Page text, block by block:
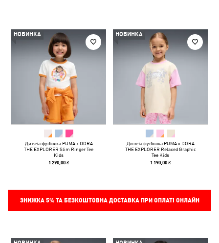
НОВИНКА
Дитяча футболка PUMA x DORA
THE EXPLORER Slim Ringer Tee
Kids
1 290,00 ₴
НОВИНКА
Дитяча футболка PUMA x DORA
THE EXPLORER Relaxed Graphic
Tee Kids
1 190,00 ₴
ЗНИЖКА 5%ТА БЕЗКОШТОВНА ДОСТАВКА ПРИ ОПЛАТІ ОНЛАЙН